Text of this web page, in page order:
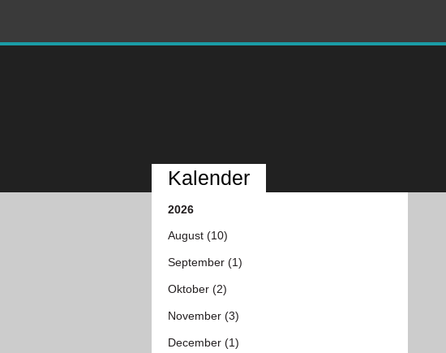
Kalender
2026
August (10)
September (1)
Oktober (2)
November (3)
December (1)